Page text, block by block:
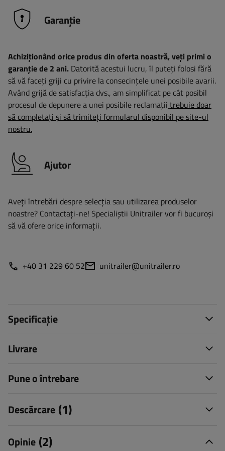
Garanție
Achiziționând orice produs din oferta noastră, veți primi o
garanție de 2 ani. Datorită acestui lucru, îl puteți folosi fără
să vă faceți griji cu privire la consecințele unei posibile avarii.
Având grijă de satisfacția dvs., am simplificat pe cât posibil
procesul de depunere a unei posibile reclamații trebuie doar
să completați și să trimiteți formularul disponibil pe site-ul
nostru.
Ajutor
Aveți întrebări despre selecția sau utilizarea produselor
noastre? Contactaţi-ne! Specialiștii Unitrailer vor fi bucuroși
să vă ofere orice informații.
+40 31 229 60 52 unitrailer@unitrailer.ro
Specificație
Livrare
Pune o întrebare
Descărcare (1)
Opinie (2)